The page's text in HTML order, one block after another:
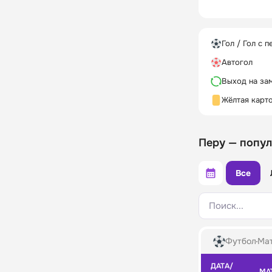
Гол / Гол с
Автогол
Выход на
Жёлтая
Перу —
Все
Поиск...
Футбол
ДАТА/